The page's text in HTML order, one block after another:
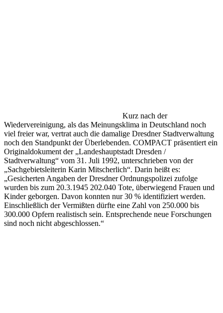
Kurz nach der
Wiedervereinigung, als das Meinungsklima in Deutschland noch
viel freier war, vertrat auch die damalige Dresdner Stadtverwaltung
noch den Standpunkt der Überlebenden. COMPACT präsentiert ein
Originaldokument der „Landeshauptstadt Dresden /
Stadtverwaltung“ vom 31. Juli 1992, unterschrieben von der
„Sachgebietsleiterin Karin Mitscherlich“. Darin heißt es:
„Gesicherten Angaben der Dresdner Ordnungspolizei zufolge
wurden bis zum 20.3.1945 202.040 Tote, überwiegend Frauen und
Kinder geborgen. Davon konnten nur 30 % identifiziert werden.
Einschließlich der Vermißten dürfte eine Zahl von 250.000 bis
300.000 Opfern realistisch sein. Entsprechende neue Forschungen
sind noch nicht abgeschlossen.“